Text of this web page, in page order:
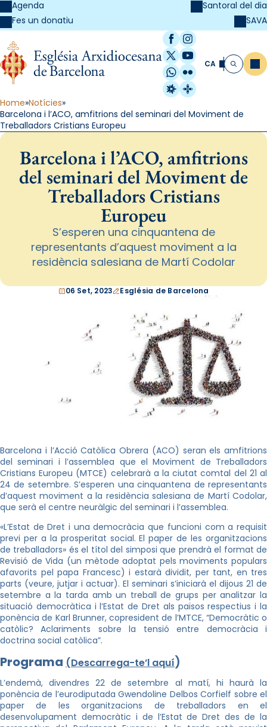
Agenda
Fes un donatiu
Santoral del dia
SAVA
Facebook
Instagram
X / Twitter
YouTube
WhatsApp
Flickr
Radio Estel
Catalunya
CA Cerca
Home Notícies
Barcelona i l’ACO, amfitrions del seminari del Moviment de
Treballadors Cristians Europeu
Barcelona i l’ACO, amfitrions
del seminari del Moviment de
Treballadors Cristians
Europeu
S’esperen una cinquantena de
representants d’aquest moviment a la
residència salesiana de Martí Codolar
06 Set, 2023 Església de Barcelona
Barcelona i l’Acció Catòlica Obrera (ACO) seran els amfitrions
del seminari i l’assemblea que el Moviment de Treballadors
Cristians Europeu (MTCE) celebrarà a la ciutat comtal del 21 al
24 de setembre. S’esperen una cinquantena de representants
d’aquest moviment a la residència salesiana de Martí Codolar,
que serà el centre neuràlgic del seminari i l’assemblea.
«L’Estat de Dret i una democràcia que funcioni com a requisit
previ per a la prosperitat social. El paper de les organitzacions
de treballadors» és el títol del simposi que prendrà el format de
Revisió de Vida (un mètode adoptat pels moviments populars
afavorits pel papa Francesc) i estarà dividit, per tant, en tres
parts (veure, jutjar i actuar). El seminari s’iniciarà el dijous 21 de
setembre a la tarda amb un treball de grups per analitzar la
situació democràtica i l’Estat de Dret als països respectius i la
ponència de Karl Brunner, copresident de l’MTCE, “Democràtic o
catòlic? Aclariments sobre la tensió entre democràcia i
doctrina social catòlica”.
Programa (Descarrega-te’l aquí)
L’endemà, divendres 22 de setembre al matí, hi haurà la
ponència de l’eurodiputada Gwendoline Delbos Corfielf sobre el
paper de les organitzacions de treballadors en el
desenvolupament democràtic i de l’Estat de Dret des de la